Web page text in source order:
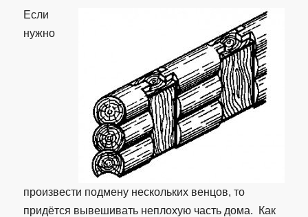
Если
нужно
произвести подмену нескольких венцов, то
придётся вывешивать неплохую часть дома. Как